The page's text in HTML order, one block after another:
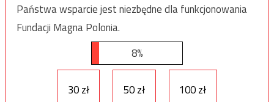
Państwa wsparcie jest niezbędne dla funkcjonowania
Fundacji Magna Polonia.
8%
30 zł 50 zł 100 zł